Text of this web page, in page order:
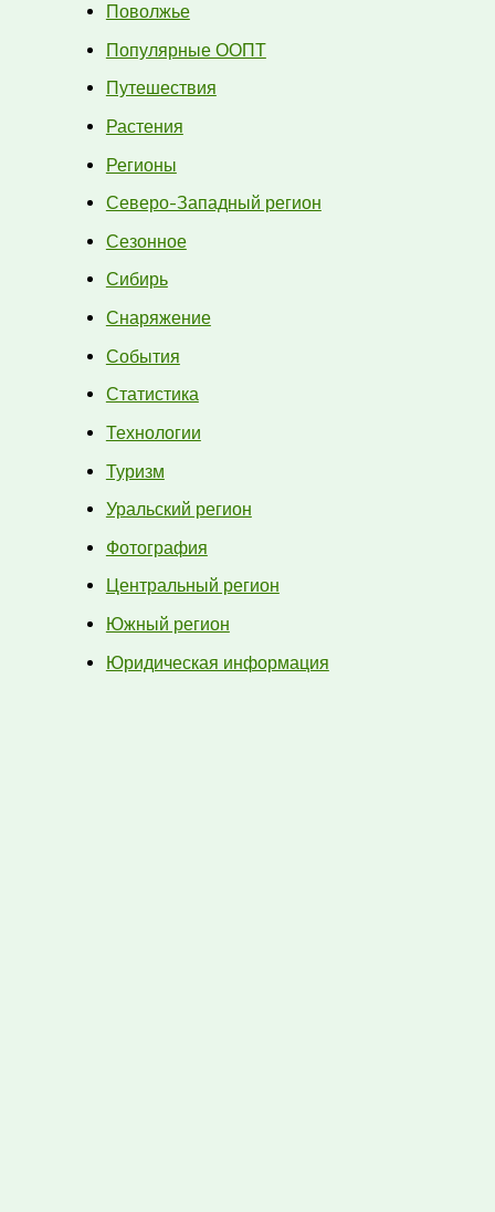
Поволжье
Популярные ООПТ
Путешествия
Растения
Регионы
Северо-Западный регион
Сезонное
Сибирь
Снаряжение
События
Статистика
Технологии
Туризм
Уральский регион
Фотография
Центральный регион
Южный регион
Юридическая информация